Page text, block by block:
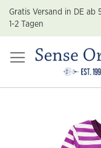
Zum
Inhalt
springen
Gratis Versand in DE
1-2 Tagen